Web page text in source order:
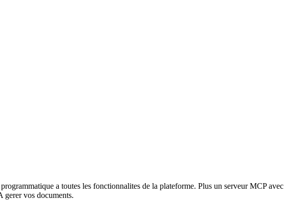
a toutes les fonctionnalites de la plateforme. Plus un serveur MCP
gerer vos documents.